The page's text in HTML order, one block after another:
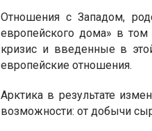
Отношения с Западом,
европейского дома» в том
кризис и введенные в
европейские отношения.
Арктика в результате
возможности: от добычи